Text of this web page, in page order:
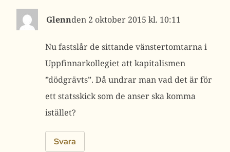
Glenn 2 oktober 2015 kl. 10:11
Nu fastslår de sittande vänstertomtarna i
Uppfinnarkollegiet att kapitalismen
”dödgrävts”. Då undrar man vad det är för
ett statsskick som de anser ska komma
istället?
Svara